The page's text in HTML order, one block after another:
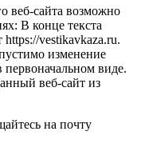
веб-сайта возможно
В конце текста
vestikavkaza.ru.
изменение
первоначальном виде.
веб-сайт из
на почту